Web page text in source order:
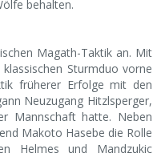
behalten.
Magath-Taktik an. Mit
Sturmduo vorne
früherer Erfolge mit den
Neuzugang Hitzlsperger,
Mannschaft hatte. Neben
Makoto Hasebe die Rolle
Helmes und Mandzukic